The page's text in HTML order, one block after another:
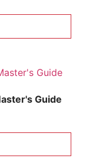
Guide